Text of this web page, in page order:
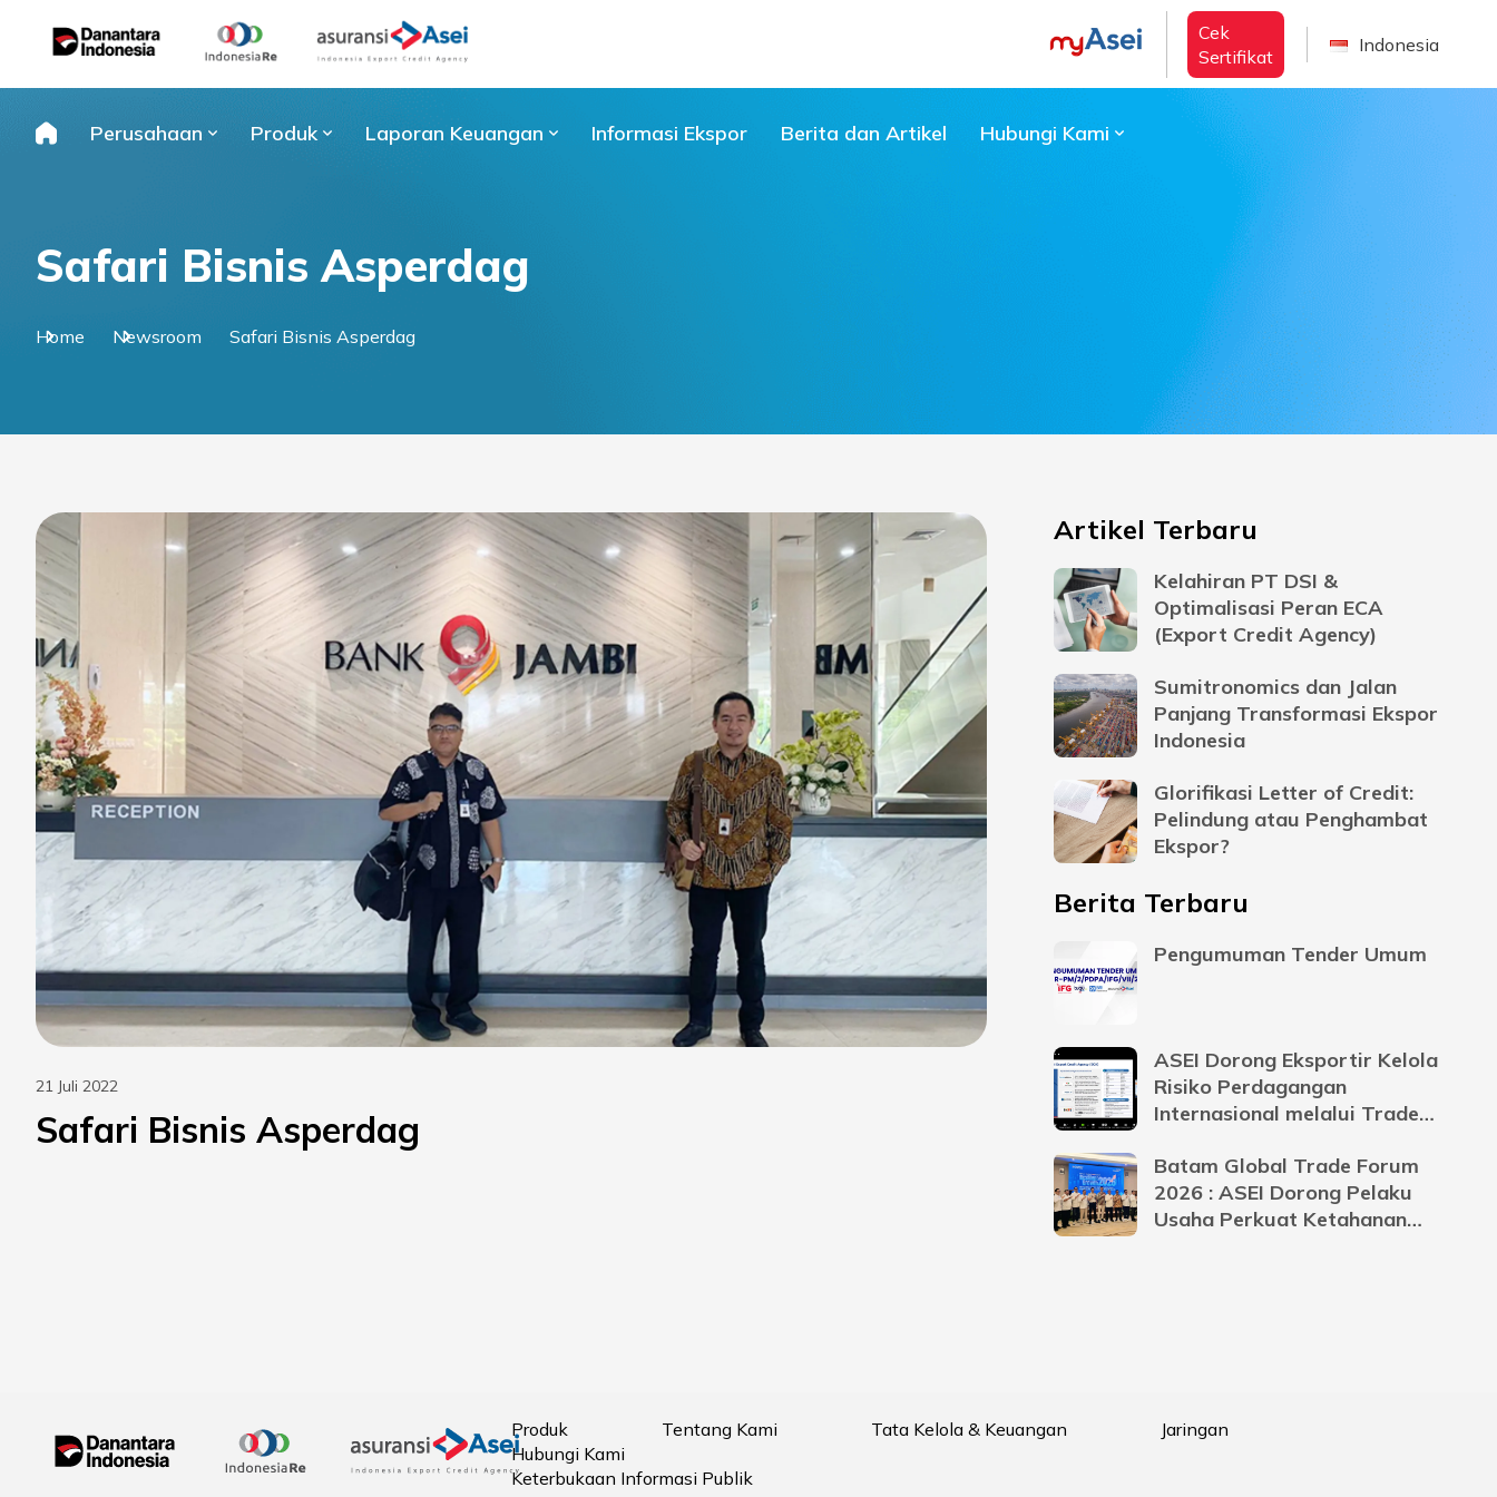
content
Cek
Sertifikat
Indonesia
Perusahaan Produk Laporan Keuangan Informasi Ekspor Berita dan Artikel Hubungi Kami
Safari Bisnis Asperdag
Home Newsroom Safari Bisnis Asperdag
21 Juli 2022
Safari Bisnis Asperdag
Artikel Terbaru
Kelahiran PT DSI &
Optimalisasi Peran ECA
(Export Credit Agency)
Sumitronomics dan Jalan
Panjang Transformasi Ekspor
Indonesia
Glorifikasi Letter of Credit:
Pelindung atau Penghambat
Ekspor?
Berita Terbaru
Pengumuman Tender Umum
ASEI Dorong Eksportir Kelola
Risiko Perdagangan
Internasional melalui Trade
Batam Global Trade Forum
2026 : ASEI Dorong Pelaku
Usaha Perkuat Ketahanan
Produk Tentang Kami Tata Kelola & Keuangan
Jaringan
Hubungi Kami
Keterbukaan Informasi Publik